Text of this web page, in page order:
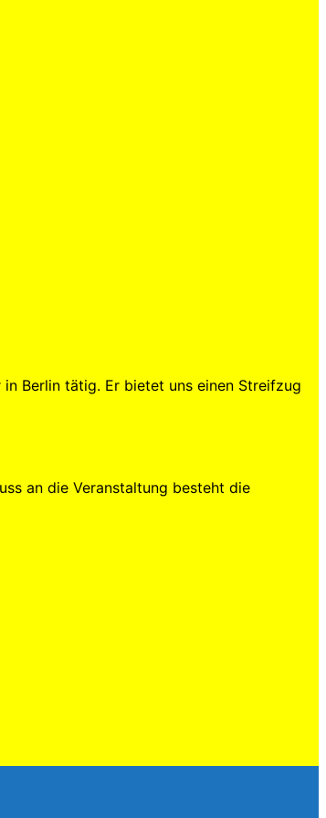
Berlin tätig. Er bietet uns einen Streifzug
an die Veranstaltung besteht die